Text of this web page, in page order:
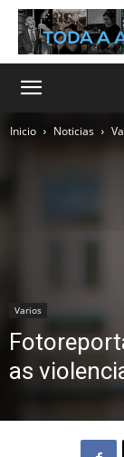
Inicio Noticias
Varios
as